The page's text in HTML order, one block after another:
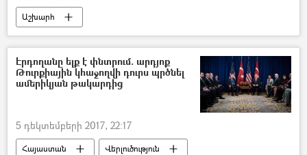
Աշխարհ
Էրդողանը ելք է փնտրում. արդյոք
Թուրքիային կհաջողվի դուրս պրծնել
ամերիկյան թակարդից
5 դեկտեմբերի 2017, 22:17
Հայաստան Վերլուծություն